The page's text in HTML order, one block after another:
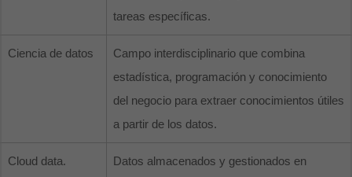
tareas específicas.
Ciencia de datos
Campo interdisciplinario que combina
estadística, programación y conocimiento
del negocio para extraer conocimientos útiles
a partir de los datos.
Cloud data.
Datos almacenados y gestionados en